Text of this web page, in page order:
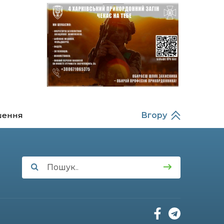
Балабаєнка (ВІДЕО)
08:46
23 лип
Командир гармати
Руслан Козирін: «Змінити
підрозділ чи бригаду –
навіть думки не було»
20:36
Нова кав’ярня в Сумах: як
родина військового з
Вгору